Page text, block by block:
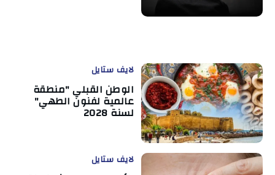
لايف ستايل
الوطن القبلي "منطقة
عالمية لفنون الطهي"
لسنة 2028
لايف ستايل